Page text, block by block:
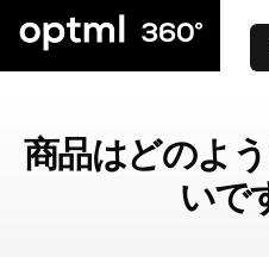
商品はどのよ
いで